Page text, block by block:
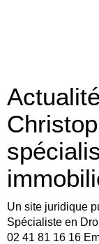
Un site juridique
Spécialiste en
02 41 81 16 16